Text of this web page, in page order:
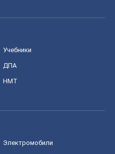
Учебники
ДПА
НМТ
Электромобили